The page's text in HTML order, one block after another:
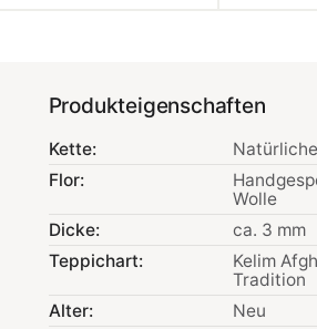
Produkteigenschaften
Kette:
Flor:
Wolle
Dicke:
ca. 3 mm
Teppichart:
Kelim
Tradition
Alter:
Neu